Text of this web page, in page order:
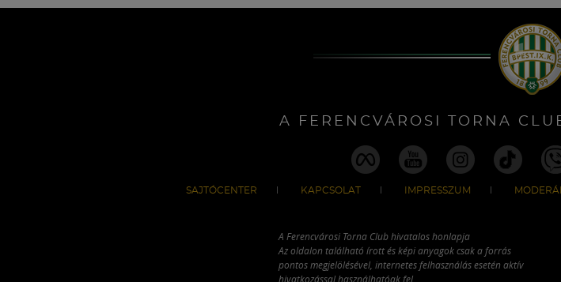
A FERENCVÁROSI TORNA
SAJTÓCENTER KAPCSOLAT IMPRESSZUM
A Ferencvárosi Torna Club hivatalos honlapja
Az oldalon található írott és képi anyagok csak a forrás
pontos megjelölésével, internetes felhasználás esetén aktív
hivatkozással használhatóak fel.